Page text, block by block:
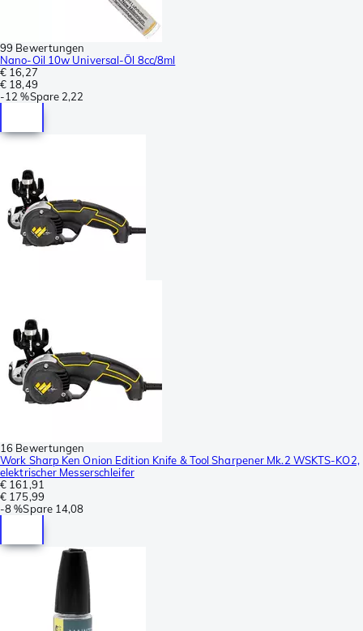
99 Bewertungen
Nano-Oil 10w Universal-Öl 8cc/8ml
€ 16,27
€ 18,49
-12 %Spare 2,22
16 Bewertungen
Work Sharp Ken Onion Edition Knife & Tool Sharpener Mk.2 WSKTS-KO2,
elektrischer Messerschleifer
€ 161,91
€ 175,99
-8 %Spare 14,08